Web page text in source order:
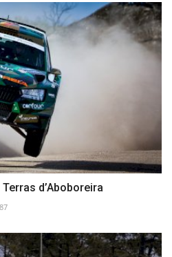
d’Aboboreira